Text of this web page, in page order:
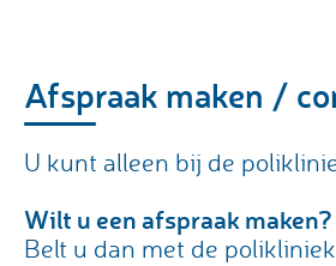
Afspraak maken /
U kunt alleen bij de
Wilt u een afspraak maken?
Belt u dan met de